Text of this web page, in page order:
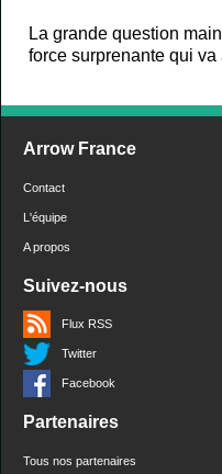
La grande question
force surprenante qui va
Arrow France
Contact
L'équipe
A propos
Suivez-nous
Flux RSS
Twitter
Facebook
Partenaires
Tous nos partenaires